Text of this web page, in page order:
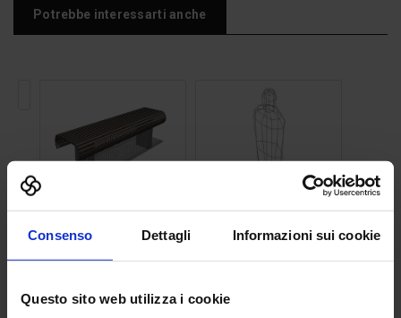
Consenso Dettagli Informazioni sui cookie
Questo sito web utilizza i cookie
Potrebbe interessarti anche
Panchina 23 Sagoma uomo 03